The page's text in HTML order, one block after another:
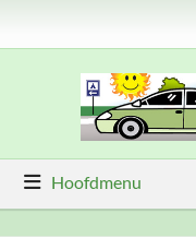
Hoofdmenu